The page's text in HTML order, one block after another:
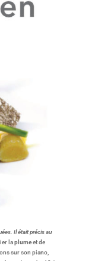
Il était précis au
laplumeet de
sur son piano,